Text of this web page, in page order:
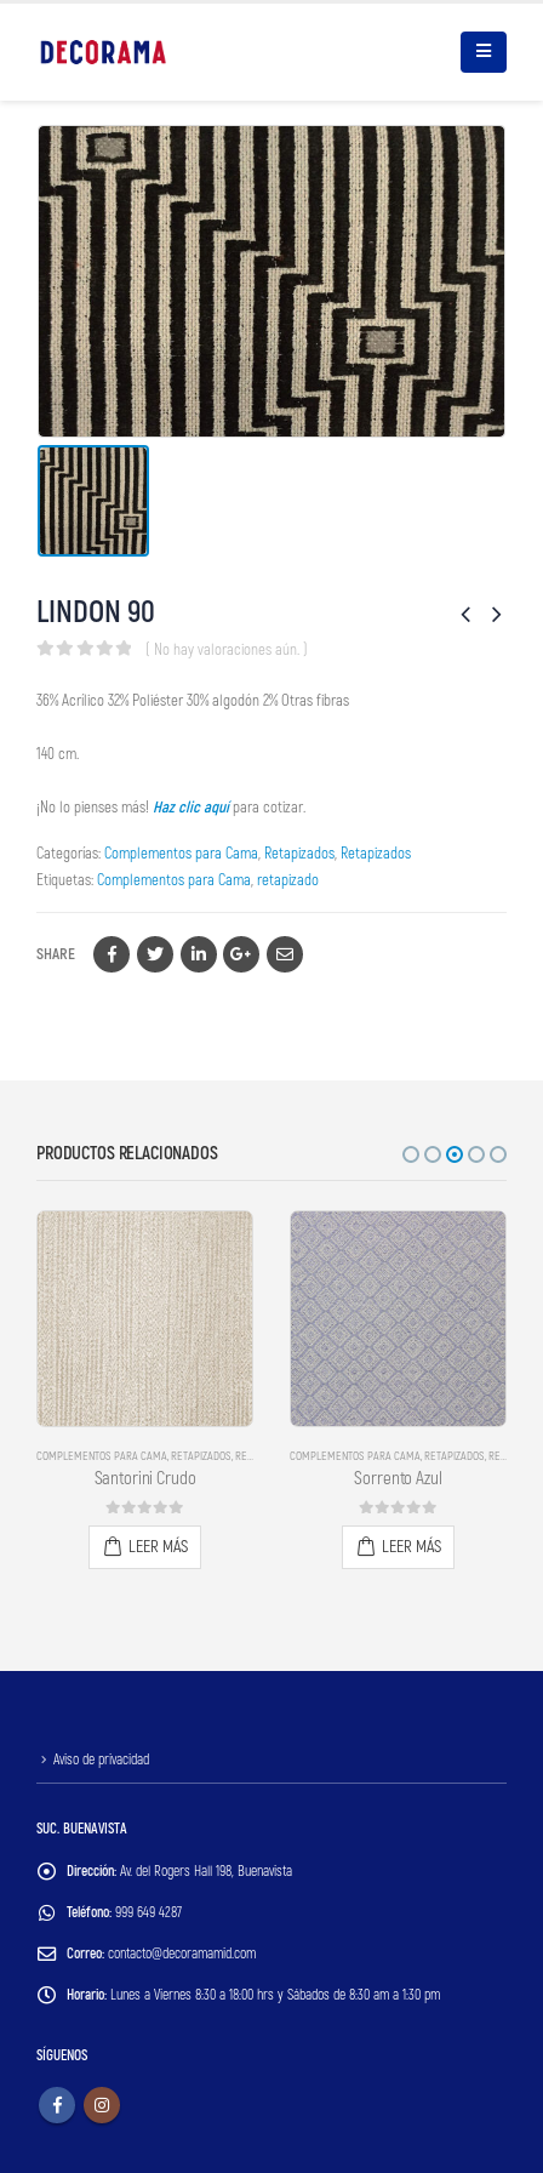
LINDON 90
( No hay valoraciones aún. )
36% Acrílico 32% Poliéster 30% algodón 2% Otras fibras
140 cm.
¡No lo pienses más! Haz clic aquípara cotizar.
Categorías:Complementos para Cama, Retapizados, Retapizados
Etiquetas:Complementos para Cama,retapizado
SHARE
PRODUCTOS RELACIONADOS
COMPLEMENTOS PARA CAMA, RETAPIZADOS, RETAPIZADOS
Santorini Crudo
0out of 5
LEER MÁS
COMPLEMENTOS PARA CAMA, RETAPIZADOS, RETAPIZADOS
Sorrento Azul
0out of 5
LEER MÁS
Aviso de privacidad
SUC. BUENAVISTA
Dirección: Av. del Rogers Hall 198, Buenavista
Teléfono: 999 649 4287
Correo: contacto@decoramamid.com
Horario: Lunes a Viernes 8:30 a 18:00 hrs y Sábados de 8:30 am a 1:30 pm
SÍGUENOS